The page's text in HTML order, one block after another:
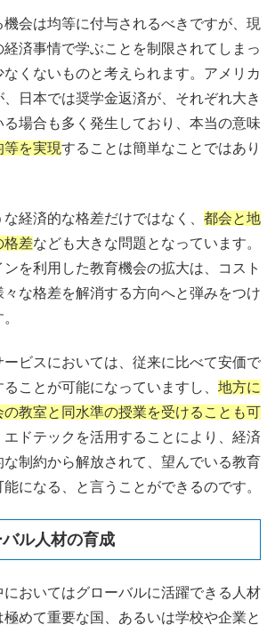
会は均等に付与されるべきですが、現
済事情で学ぶことを制限されてしまっ
くないものと考えられます。アメリカ
日本では奨学金返済が、それぞれ大き
場合も多く発生しており、本当の意味
を実現することは簡単なことではあり
経済的な格差だけではなく、 都会と地
格差なども大きな問題となっています。
ンを利用した教育機会の拡大は、コスト
な格差を解消する方向へと弾みをつけ
ービスにおいては、従来に比べて安価で
ことが可能になっていますし、 地方に
教室と同水準の授業を受けることも可
エドテックを活用することにより、経済
な制約から解放されて、望んでいる教育
になる、と言うことができるのです。
バル人材の育成
においてはグローバルに活躍できる人材
めて重要な国、あるいは学校や企業と